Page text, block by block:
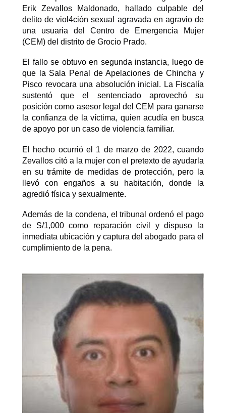
Erik Zevallos Maldonado, hallado culpable del
delito de viol4ción sexual agravada en agravio de
una usuaria del Centro de Emergencia Mujer
(CEM) del distrito de Grocio Prado.
El fallo se obtuvo en segunda instancia, luego de
que la Sala Penal de Apelaciones de Chincha y
Pisco revocara una absolución inicial. La Fiscalía
sustentó que el sentenciado aprovechó su
posición como asesor legal del CEM para ganarse
la confianza de la víctima, quien acudía en busca
de apoyo por un caso de violencia familiar.
El hecho ocurrió el 1 de marzo de 2022, cuando
Zevallos citó a la mujer con el pretexto de ayudarla
en su trámite de medidas de protección, pero la
llevó con engaños a su habitación, donde la
agredió física y sexualmente.
Además de la condena, el tribunal ordenó el pago
de S/1,000 como reparación civil y dispuso la
inmediata ubicación y captura del abogado para el
cumplimiento de la pena.